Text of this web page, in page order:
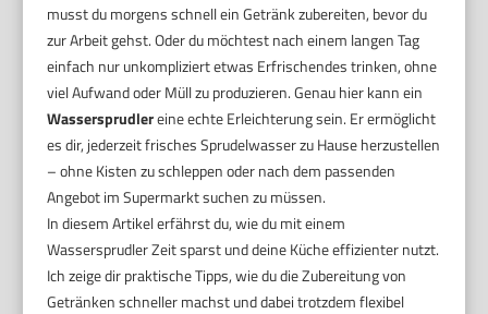
musst du morgens schnell ein Getränk zubereiten, bevor du
zur Arbeit gehst. Oder du möchtest nach einem langen Tag
einfach nur unkompliziert etwas Erfrischendes trinken, ohne
viel Aufwand oder Müll zu produzieren. Genau hier kann ein
Wassersprudlereine echte Erleichterung sein. Er ermöglicht
es dir, jederzeit frisches Sprudelwasser zu Hause herzustellen
– ohne Kisten zu schleppen oder nach dem passenden
Angebot im Supermarkt suchen zu müssen.
In diesem Artikel erfährst du, wie du mit einem
Wassersprudler Zeit sparst und deine Küche effizienter nutzt.
Ich zeige dir praktische Tipps, wie du die Zubereitung von
Getränken schneller machst und dabei trotzdem flexibel